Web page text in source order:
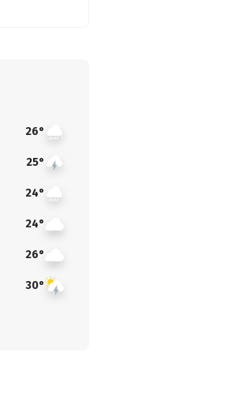
26°
25°
24°
24°
26°
30°